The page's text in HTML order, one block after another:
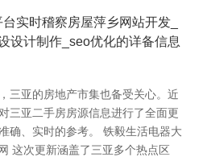
实时稽察房屋萍乡网站开发_
设计制作_seo优化的详备信息
三亚的房地产市集也备受关心。近
三亚二手房房源信息进行了全面更
确、实时的参考。 铁毅生活电器大
这次更新涵盖了三亚多个热点区